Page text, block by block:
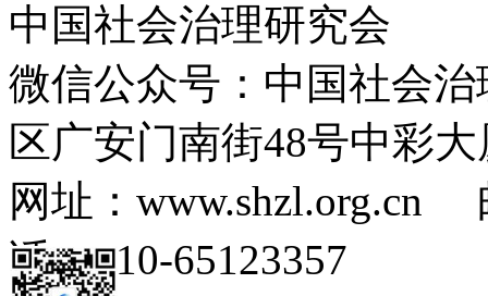
中国社会治理研究会
微信公众号：中国社会
区广安门南街48号中彩
网址：www.shzl.org.cn
话：010-65123357